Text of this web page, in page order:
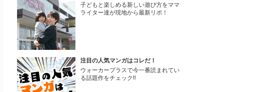
子どもと楽しめる新しい遊び方をママ
ライター達が現地から最新リポ！
注目の人気マンガはコレだ！
ウォーカープラスで今一番読まれてい
る話題作をチェック!!